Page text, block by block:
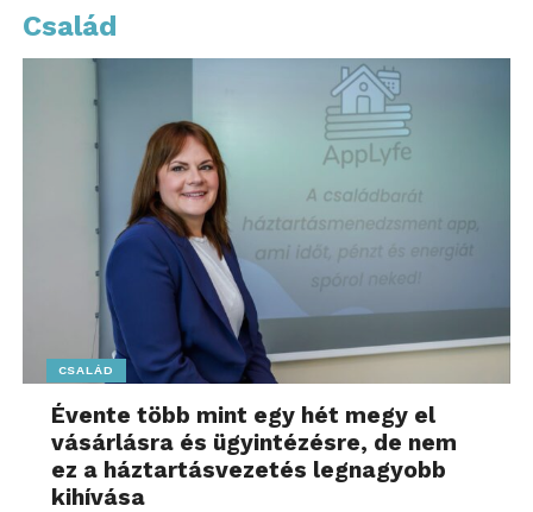
Család
CSALÁD
Évente több mint egy hét megy el
vásárlásra és ügyintézésre, de nem
ez a háztartásvezetés legnagyobb
kihívása